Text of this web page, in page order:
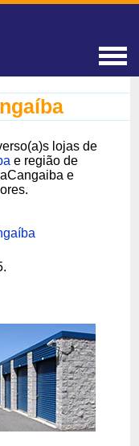
lojas de
e região de
e